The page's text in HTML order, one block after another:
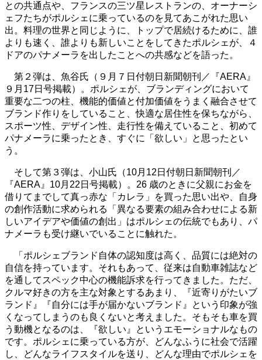
との共通点や、フランスの三ツ星レストランの、オーナーシ
ェフたちがポルシェに乗っているのを見てあこがれた思い
出。料理の世界と同じように、トップで居続けるために、誰
よりも速く、誰よりも新しいことをしてきたポルシェが、４
ドアのパナメーラを出したことへの共感などを語った。
第２弾は、魚谷氏（９月７日付朝日新聞朝刊／『AERA』
９月17日号掲載）。ポルシェが、ブランディングにおいて
重要な二つの柱、機能的価値と付加価値をうまく融合させて
ブランド作りをしていること、快適な居住性を保ちながら、
スポーツ性、デザイン性、走行性を備えていること、初めて
パナメーラに乗ったとき、すぐに「欲しい」と思ったとい
う。
そして第３弾は、小山氏（10月12日付朝日新聞朝刊／
『AERA』10月22日号掲載）。26 歳のときに父親にお金を
借りてまでして真っ赤な「カレラ」を買った思い出や、自身
の創作活動に求められる「異なる要素の組み合わせによる新
しいアイデアや価値の創出」はポルシェの伝統でもあり、パ
ナメーラも受け継いでいることに触れた。
「ポルシェブランド自体の認知度は高く、品質には絶対の
自信を持っています。それもあって、従来は自動車雑誌など
を通してスペック中心の機能訴求を行ってきました。ただ、
クルマ好きの方を主な対象とするあまり、『近寄りがたいブ
ランド』『自分には手が届かないブランド』という印象が強
くなってしまうのも良くないと考えました。そもそも車を買
う動機となるのは、『欲しい』というエモーショナルなもの
です。ポルシェに乗っている方が、どんなふうに社会で活躍
し、どんなライフスタイルを送り、どんな理由でポルシェを